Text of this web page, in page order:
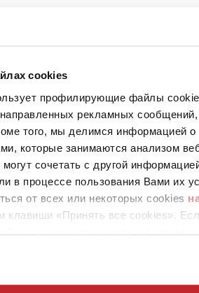
cookies
профилирующие файлы
рекламных
того, мы делимся информацией
которые занимаются анализом
могут сочетать с другой
в процессе пользования Вами их
от всех или некоторых cookies
клавиши «Принять все cookies».
вы можете отказаться, нажав